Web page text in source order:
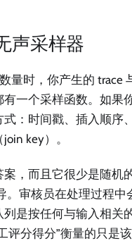
声采样器
量时，你产生的 trace
一个采样函数。如果
：时间戳、插入顺序
key）。
，而且它很少是随机
。审核员在处理过程
是按任何与输入相关
评分得分”衡量的只是